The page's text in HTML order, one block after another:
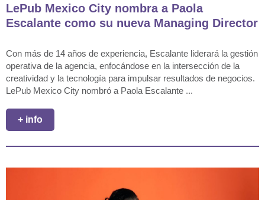
LePub Mexico City nombra a Paola
Escalante como su nueva Managing Director
Con más de 14 años de experiencia, Escalante liderará la gestión
operativa de la agencia, enfocándose en la intersección de la
creatividad y la tecnología para impulsar resultados de negocios.
LePub Mexico City nombró a Paola Escalante ...
+ info